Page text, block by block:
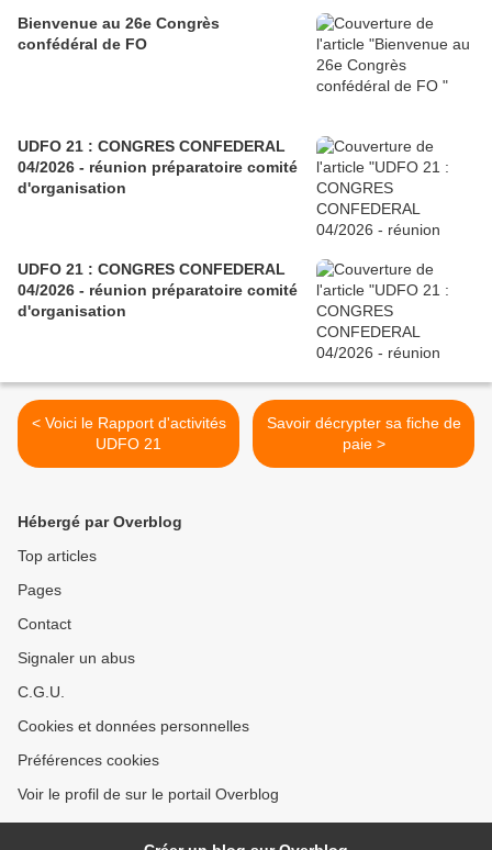
Bienvenue au 26e Congrès
confédéral de FO
UDFO 21 : CONGRES CONFEDERAL
04/2026 - réunion préparatoire comité
d'organisation
UDFO 21 : CONGRES CONFEDERAL
04/2026 - réunion préparatoire comité
d'organisation
< Voici le Rapport d'activités
UDFO 21
Savoir décrypter sa fiche de
paie >
Hébergé par Overblog
Top articles
Pages
Contact
Signaler un abus
C.G.U.
Cookies et données personnelles
Préférences cookies
Voir le profil de sur le portail Overblog